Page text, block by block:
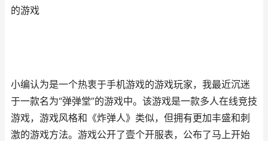
的游戏
小编认为是一个热衷于手机游戏的游戏玩家，我最近沉迷
于一款名为“弹弹堂”的游戏中。该游戏是一款多人在线竞技
游戏，游戏风格和《炸弹人》类似，但拥有更加丰盛和刺
激的游戏方法。游戏公开了壹个开服表，公布了马上开始